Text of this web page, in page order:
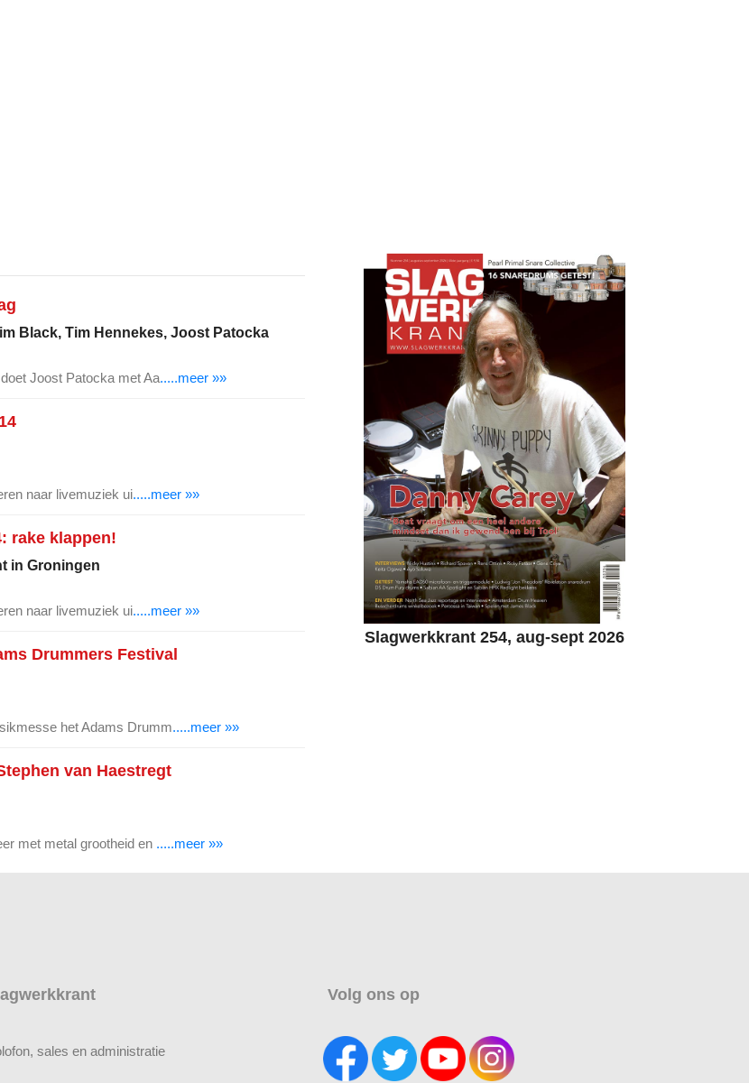
Black, Tim Hennekes, Joost Patocka
Joost Patocka met Aa.....meer »»
naar livemuziek ui.....meer »»
rake klappen!
in Groningen
naar livemuziek ui.....meer »»
Drummers Festival
het Adams Drumm.....meer »»
van Haestregt
met metal grootheid en .....meer »»
Slagwerkkrant 254, aug-sept 2026
sales en administratie
Volg ons op